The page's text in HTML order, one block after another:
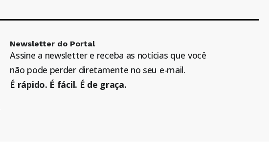
Newsletter do Portal
Assine a newsletter e receba as notícias que você
não pode perder diretamente no seu e-mail.
É rápido. É fácil. É de graça.